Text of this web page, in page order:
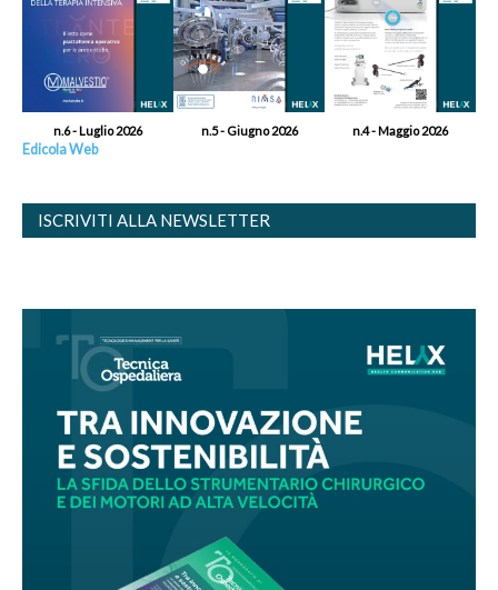
n.6 - Luglio 2026 n.5 - Giugno 2026 n.4 - Maggio 2026
Edicola Web
ISCRIVITI ALLA NEWSLETTER